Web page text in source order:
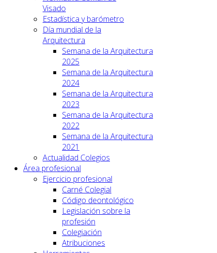
Visado
Estadística y barómetro
Día mundial de la
Arquitectura
Semana de la Arquitectura
2025
Semana de la Arquitectura
2024
Semana de la Arquitectura
2023
Semana de la Arquitectura
2022
Semana de la Arquitectura
2021
Actualidad Colegios
Área profesional
Ejercicio profesional
Carné Colegial
Código deontológico
Legislación sobre la
profesión
Colegiación
Atribuciones